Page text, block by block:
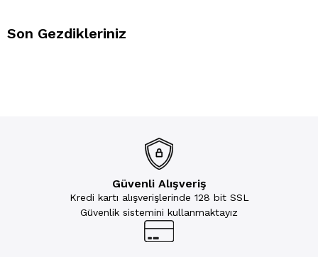
Son Gezdikleriniz
Güvenli Alışveriş
Kredi kartı alışverişlerinde 128 bit SSL
Güvenlik sistemini kullanmaktayız